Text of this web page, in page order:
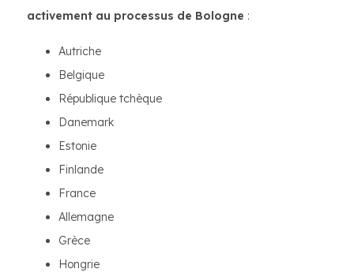
activement au processus de Bologne :
Autriche
Belgique
République tchèque
Danemark
Estonie
Finlande
France
Allemagne
Grèce
Hongrie